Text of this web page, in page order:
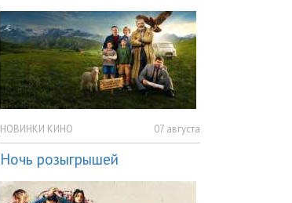
НОВИНКИ КИНО 07 августа
Ночь розыгрышей